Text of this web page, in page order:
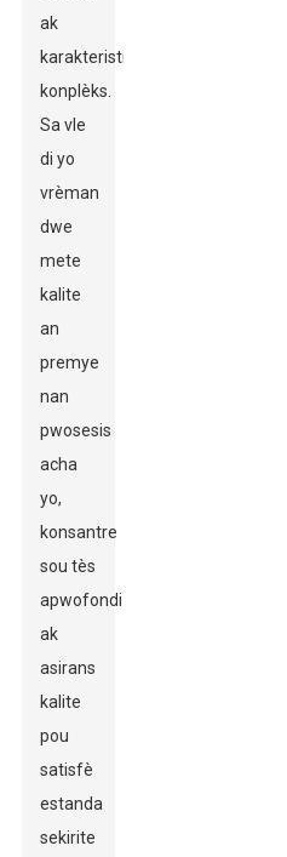
ak
karakteristik
konplèks.
Sa vle
di yo
vrèman
dwe
mete
kalite
an
premye
nan
pwosesis
acha
yo,
konsantre
sou tès
apwofondi
ak
asirans
kalite
pou
satisfè
estanda
sekirite